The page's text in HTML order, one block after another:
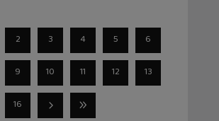
2 3 4 5 6
9 10 11 12 13
16